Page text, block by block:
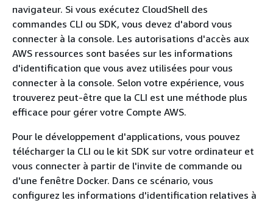
navigateur. Si vous exécutez CloudShell des
commandes CLI ou SDK, vous devez d'abord vous
connecter à la console. Les autorisations d'accès aux
AWS ressources sont basées sur les informations
d'identification que vous avez utilisées pour vous
connecter à la console. Selon votre expérience, vous
trouverez peut-être que la CLI est une méthode plus
efficace pour gérer votre Compte AWS.
Pour le développement d'applications, vous pouvez
télécharger la CLI ou le kit SDK sur votre ordinateur et
vous connecter à partir de l'invite de commande ou
d'une fenêtre Docker. Dans ce scénario, vous
configurez les informations d'identification relatives à